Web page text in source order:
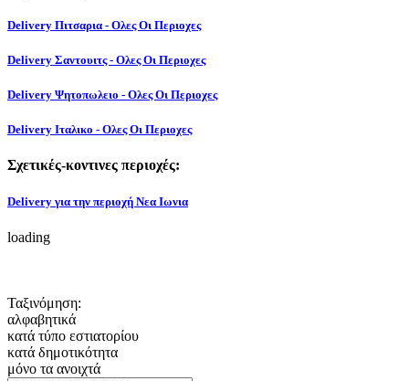
Delivery Πιτσαρια - Ολες Οι Περιοχες
Delivery Σαντουιτς - Ολες Οι Περιοχες
Delivery Ψητοπωλειο - Ολες Οι Περιοχες
Delivery Ιταλικο - Ολες Οι Περιοχες
Σχετικές-κοντινες περιοχές:
Delivery για την περιοχή Νεα Ιωνια
loading
Ταξινόμηση:
αλφαβητικά
κατά τύπο εστιατορίου
κατά δημοτικότητα
μόνο τα ανοιχτά